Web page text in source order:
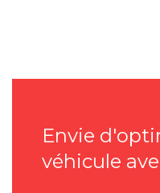
Envie
véhicule